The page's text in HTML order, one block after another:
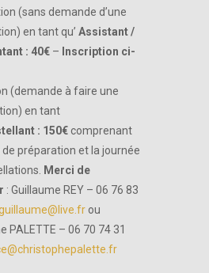
(sans demande d’une
en tant qu’ Assistant /
: 40€ – Inscription ci-
(demande à faire une
en tant
: 150€ comprenant
de préparation et la journée
Merci de
: Guillaume REY – 06 76 83
ou
PALETTE – 06 70 74 31